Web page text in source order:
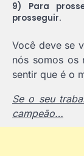
9) Para
prosseguir.
Você deve se
nós somos os
sentir que é o
Se o seu
campeão…